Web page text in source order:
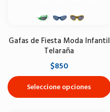
Gafas de Fiesta Moda Infantil
Telaraña
$850
Seleccione opciones